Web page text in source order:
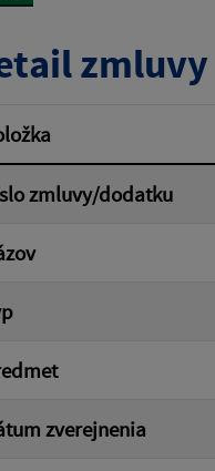
od:
zmluvy
zmluvy/dodatku
zverejnenia